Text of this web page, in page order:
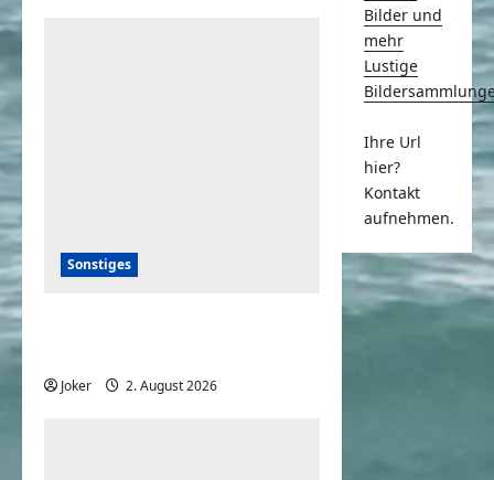
Sonstiges
Joker 2. August 2026
Bilder und
mehr
Lustige
Ihre Url
hier?
Kontakt
aufnehmen.